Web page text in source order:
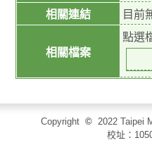
相關連結
目前
相關檔案
點選
Copyright © 2022 Taipei
校址：